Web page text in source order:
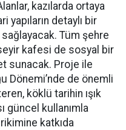
kazılarda ortaya
yapıların detaylı bir
Tüm şehre
kafesi de sosyal bir
sunacak. Proje ile
Dönemi’nde de önemli
köklü tarihin ışık
güncel kullanımla
katkıda